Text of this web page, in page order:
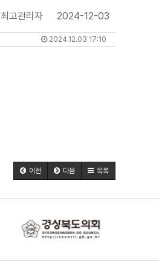
최고관리자 2024-12-03
2024.12.03 17:10
이전 다음 목록